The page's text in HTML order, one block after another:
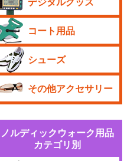
デジタルグッズ
コート用品
シューズ
その他アクセサリー
ノルディックウォーク用品
カテゴリ別